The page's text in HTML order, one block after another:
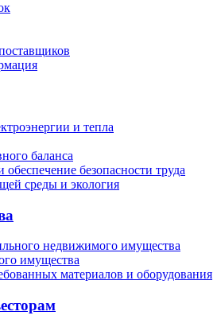
и тепла
баланса
обеспечение безопасности труда
среды и экология
недвижимого имущества
имущества
материалов и оборудования